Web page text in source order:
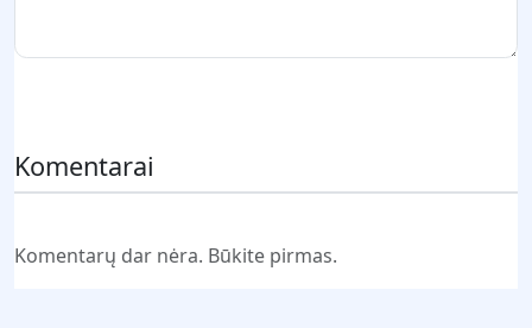
Komentarai
Komentarų dar nėra. Būkite pirmas.